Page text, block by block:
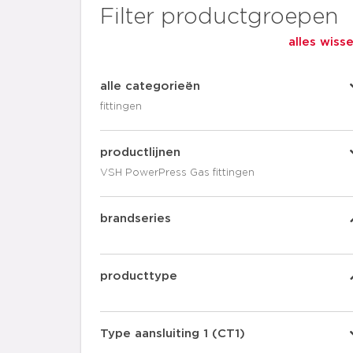
Filter productgroepen
alles
alle categorieën
fittingen
productlijnen
VSH PowerPress Gas fittingen
brandseries
producttype
Type aansluiting 1 (CT1)